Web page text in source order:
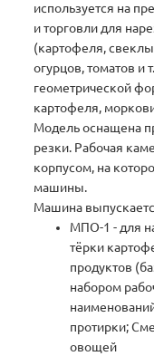
используется на
и торговли для
(картофеля,
огурцов, томатов и
геометрической
картофеля,
Модель оснащена
резки. Рабочая
корпусом, на
машины.
Машина
МПО-1 - для
тёрки
продуктов
набором
протирки;
овощей